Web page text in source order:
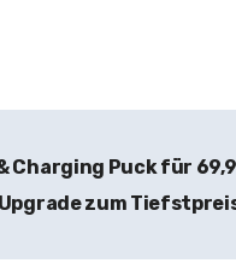
Charging Puck für
zum